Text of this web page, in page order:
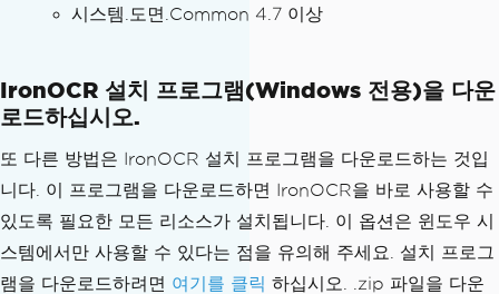
시스템.도면.Common 4.7 이상
IronOCR 설치 프로그램(Windows 전용)을 다운
로드하십시오.
또 다른 방법은 IronOCR 설치 프로그램을 다운로드하는 것입
니다. 이 프로그램을 다운로드하면 IronOCR을 바로 사용할 수
있도록 필요한 모든 리소스가 설치됩니다. 이 옵션은 윈도우 시
스템에서만 사용할 수 있다는 점을 유의해 주세요. 설치 프로그
램을 다운로드하려면 여기를 클릭 하십시오. .zip 파일을 다운